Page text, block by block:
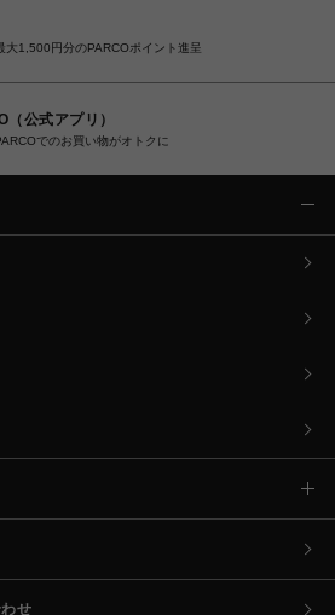
大1,500円分のPARCOポイント進呈
公式アプリ）
でのお買い物がオトクに
せ